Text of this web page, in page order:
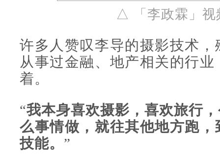
△ 「李政霖」视
许多人赞叹李导的摄影技术
从事过金融、地产相关的行
着。
“我本身喜欢摄影，喜欢旅行
么事情做，就往其他地方跑
技能。 ”